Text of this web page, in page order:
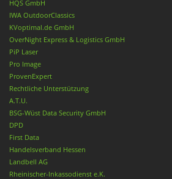
HQS GmbH
IWA OutdoorClassics
KVoptimal.de GmbH
OverNight Express & Logistics GmbH
PiP Laser
Pro Image
ProvenExpert
Rechtliche Unterstützung
A.T.U.
BSG-Wüst Data Security GmbH
DPD
First Data
Handelsverband Hessen
Landbell AG
Rheinischer-Inkassodienst e.K.